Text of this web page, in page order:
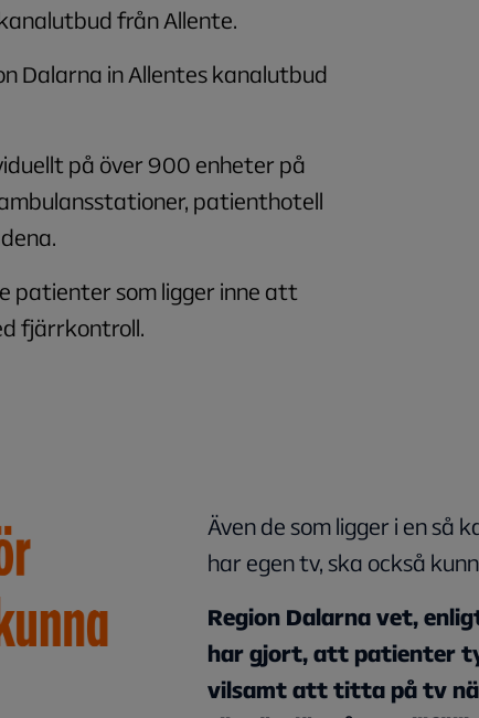
från Allente.
Dalarna in Allentes kanalutbud
på över 900 enheter på
patienthotell
patienter som ligger inne att
fjärrkontroll.
Även de som ligger i en så
har egen tv, ska också
Region Dalarna vet,
har gjort, att patienter
vilsamt att titta på tv